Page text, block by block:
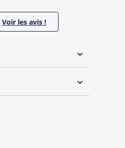
Voir les avis !